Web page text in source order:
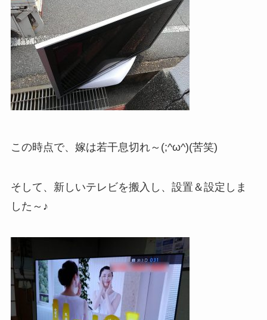
この時点で、嫁は若干息切れ～(;^ω^)(苦笑)
そして、新しいテレビを搬入し、設置＆設定しま
した～♪